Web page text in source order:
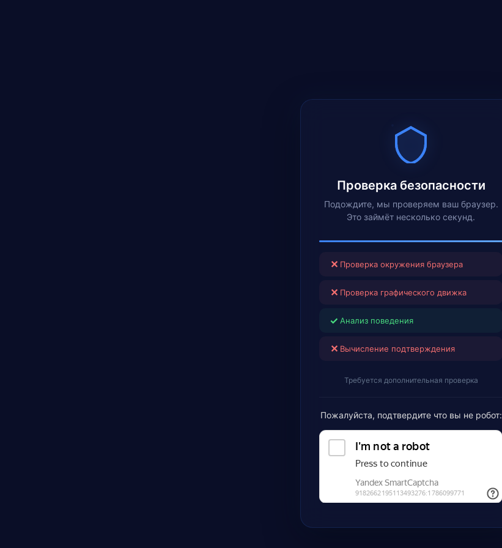
Проверка безопасности
Подождите, мы проверяем ваш браузер.
Это займёт несколько секунд.
✕ Проверка окружения браузера
✕ Проверка графического движка
✓ Анализ поведения
✕ Вычисление подтверждения
Требуется дополнительная проверка
Пожалуйста, подтвердите что вы не робот: